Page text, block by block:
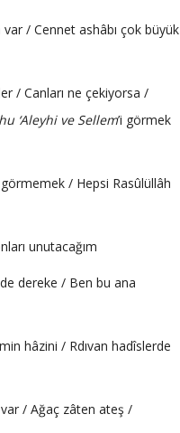
/ Cennet ashâbı çok büyük
/ Canları ne çekiyorsa /
‘Aleyhi ve Sellem’i görmek
görmemek / Hepsi Rasûlüllâh
unutacağım
dereke / Ben bu ana
hâzini / Rdıvan hadîslerde
var / Ağaç zâten ateş /